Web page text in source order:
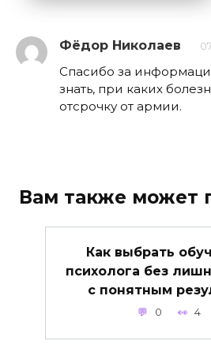
Фёдор Николаев
Спасибо за
знать, при каких
отсрочку от армии.
Вам также может
Как выбрать
психолога без
с понятным
0 4